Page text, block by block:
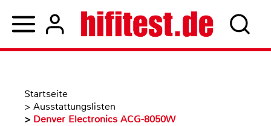
Startseite
> Ausstattungslisten
> Denver Electronics ACG-8050W